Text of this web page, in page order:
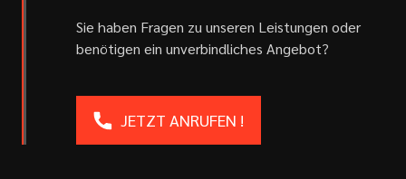
Sie haben Fragen zu unseren Leistungen oder
benötigen ein unverbindliches Angebot?
JETZT ANRUFEN !